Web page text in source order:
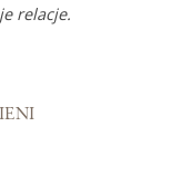
relacje.